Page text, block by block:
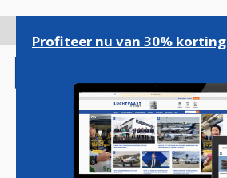
gaan
Profiteer nu van 30% korting